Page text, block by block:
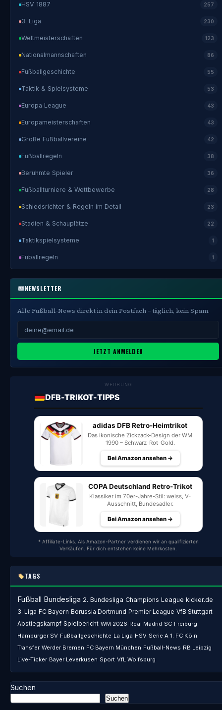
HSV 1887 257
3. Liga 230
Weltmeisterschaften 123
Nationalmannschaften 86
Fußballgeschichte 55
Taktik & Spielsysteme 53
Europa League 43
Europameisterschaften 43
Große Fußballvereine 42
Fußballregeln 38
Berühmte Spieler 36
Fußballturniere & Wettbewerbe 28
Schiedsrichter & Regeln im Detail 23
Stadien & Schauplätze 22
Taktikspielsysteme 1
Fuballregeln 1
NEWSLETTER
Alle Fußball-News direkt in dein Postfach – täglich, kein Spam.
JETZT ANMELDEN
WERBUNG
DFB-TRIKOT-TIPPS
adidas DFB Retro-Heimtrikot
Das ikonische Zickzack-Design der WM
1990 – Schwarz-Rot-Gold.
Bei Amazon ansehen →
COPA Deutschland Retro-Trikot
Klassiker im 70er-Jahre-Stil: weiss, V-
Ausschnitt, Bundesadler.
Bei Amazon ansehen →
* Affiliate-Links. Als Amazon-Partner verdienen wir an qualifizierten
Verkäufen. Für dich entstehen keine Mehrkosten.
TAGS
Fußball Bundesliga 2. Bundesliga Champions League kicker.de
3. Liga FC Bayern Borussia Dortmund Premier League VfB Stuttgart
Abstiegskampf Spielbericht WM 2026 Real Madrid SC Freiburg
Hamburger SV Fußballgeschichte La Liga HSV Serie A 1. FC Köln
Transfer Werder Bremen FC Bayern München Fußball-News RB Leipzig
Live-Ticker Bayer Leverkusen Sport VfL Wolfsburg
Suchen
Suchen